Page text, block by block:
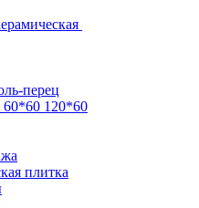
перец
60*60 120*60
плитка